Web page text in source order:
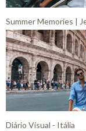
Summer Memories |
Diário Visual - Itália